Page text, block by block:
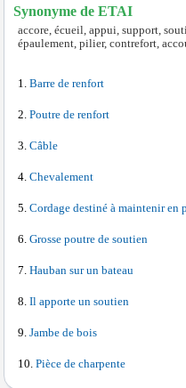
Synonyme de ETAI
accore, écueil, appui, support,
épaulement, pilier, contrefort,
Barre de renfort
Poutre de renfort
Câble
Chevalement
Cordage destiné à maintenir en
Grosse poutre de soutien
Hauban sur un bateau
Il apporte un soutien
Jambe de bois
Pièce de charpente